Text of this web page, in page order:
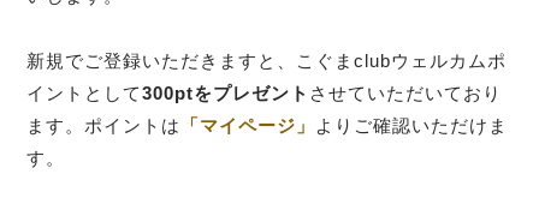
新規でご登録いただきますと、こぐまclubウェルカムポ
イントとして300ptをプレゼント させていただいており
ます。ポイントは
「マイページ」 よりご確認いただけま
す。